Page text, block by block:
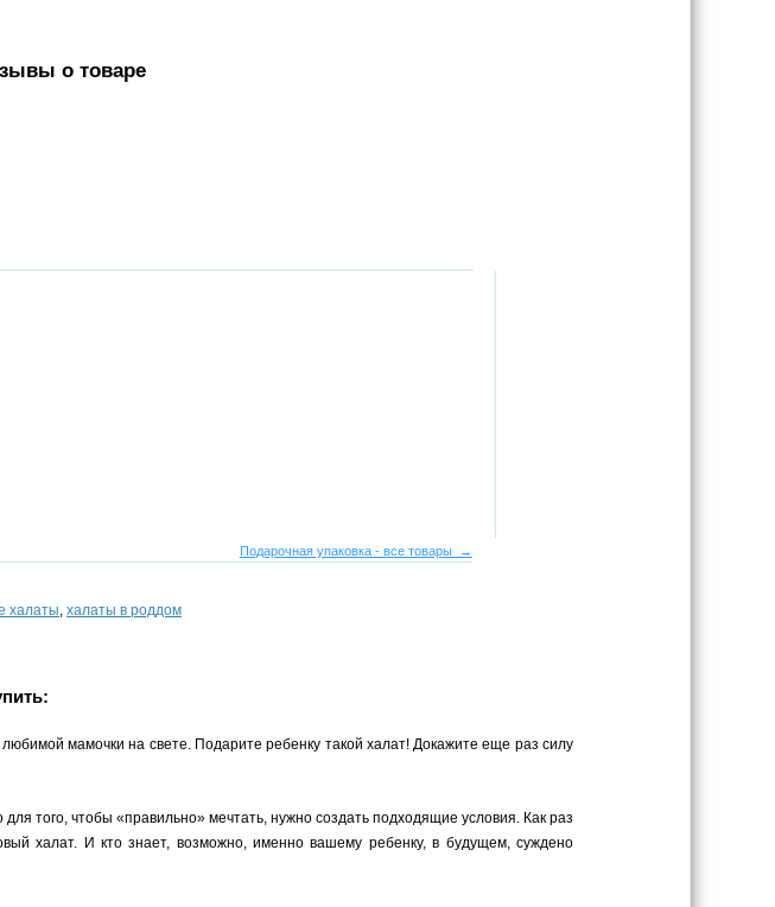
о товаре
Подарочная упаковка - все товары →
халаты, халаты в роддом
мамочки на свете. Подарите ребенку такой халат! Докажите еще раз силу
того, чтобы «правильно» мечтать, нужно создать подходящие условия. Как раз
халат. И кто знает, возможно, именно вашему ребенку, в будущем, суждено